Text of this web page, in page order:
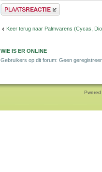
Plaats een reactie
Keer terug naar Palmvarens (Cycas,
WIE IS ER ONLINE
Gebruikers op dit forum: Geen